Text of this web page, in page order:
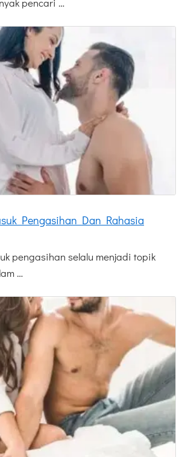
pencari …
Pengasihan Dan Rahasia
pengasihan selalu menjadi topik
…